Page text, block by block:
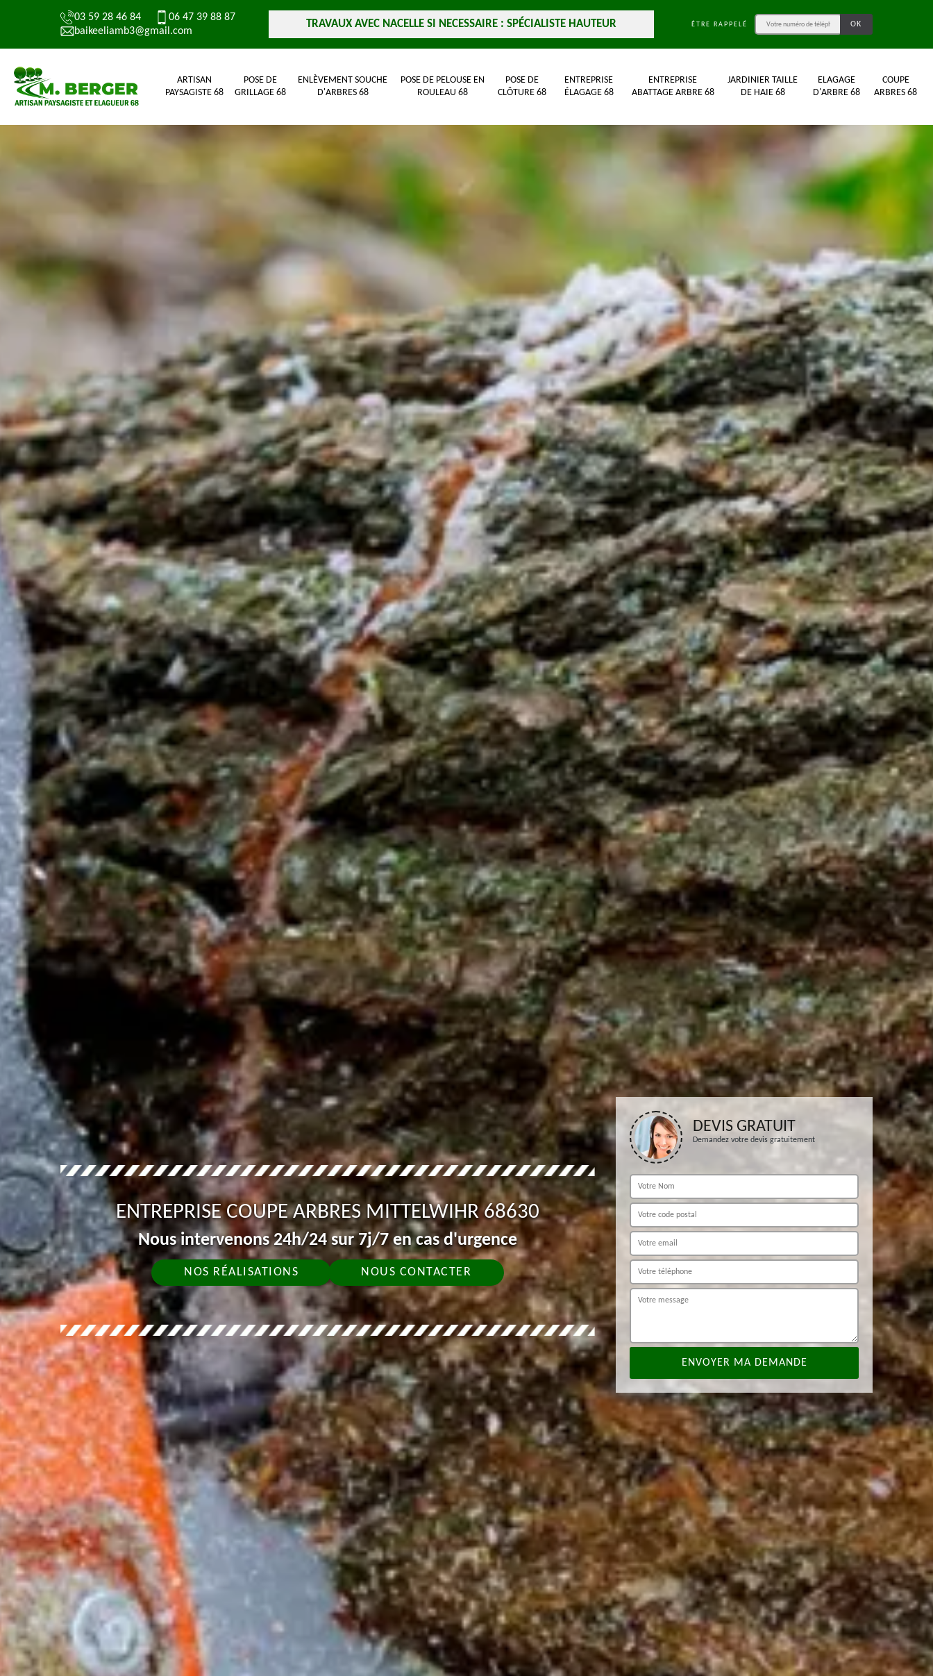
03 59 28 46 84
06 47 39 88 87
baikeeliamb3@gmail.com
TRAVAUX AVEC NACELLE SI NECESSAIRE : SPÉCIALISTE HAUTEUR ÊTRE RAPPELÉ
ARTISAN
PAYSAGISTE 68
POSE DE
GRILLAGE 68
ENLÈVEMENT SOUCHE
D'ARBRES 68
POSE DE PELOUSE EN
ROULEAU 68
POSE DE
CLÔTURE 68
ENTREPRISE
ÉLAGAGE 68
ENTREPRISE
ABATTAGE ARBRE 68
JARDINIER TAILLE
DE HAIE 68
ELAGAGE
D'ARBRE 68
COUPE
ARBRES 68
ENTREPRISE COUPE ARBRES MITTELWIHR 68630
Nous intervenons 24h/24 sur 7j/7 en cas d'urgence
NOS RÉALISATIONS NOUS CONTACTER
DEVIS GRATUIT
Demandez votre devis gratuitement